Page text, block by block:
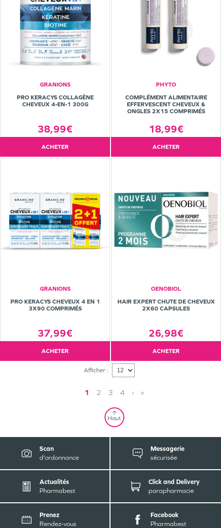
GRANIONS
PRO KERACYS COLLAGÈNE
CHEVEUX 4-EN-1 300G
38,99€
ACHETER
PHYTO
COMPLÉMENT ALIMENTAIRE
EFFERVESCENT CHEVEUX &
ONGLES 2X15 COMPRIMÉS
18,99€
ACHETER
GRANIONS
PRO KERACYS CHEVEUX 4 EN 1
3X90 COMPRIMÉS
37,99€
ACHETER
OENOBIOL
HAIR EXPERT CHUTE DE CHEVEUX
2X60 CAPSULES
26,98€
ACHETER
Afficher :
1 2 3 4 › »
Haut
Scan
d'ordonnance
Messagerie
sécurisée
Actualités
Pharmabest
Click and Delivery
parapharmacie
Prenez
Rendez-vous
Facebook
Pharmabest